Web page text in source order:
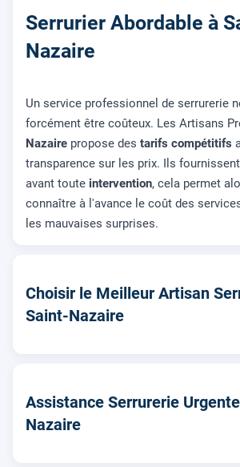
Serrurier Abordable à
Nazaire
Un service professionnel de serrurerie
forcément être coûteux. Les Artisans
Nazaire propose des tarifs compétitifs
transparence sur les prix. Ils
avant toute intervention, cela permet
connaître à l'avance le coût des
les mauvaises surprises.
Choisir le Meilleur Artisan
Saint-Nazaire
Assistance Serrurerie
Nazaire